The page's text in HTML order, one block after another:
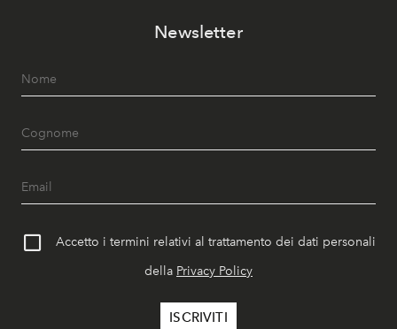
Newsletter
Accetto i termini relativi al trattamento dei dati personali
della Privacy Policy